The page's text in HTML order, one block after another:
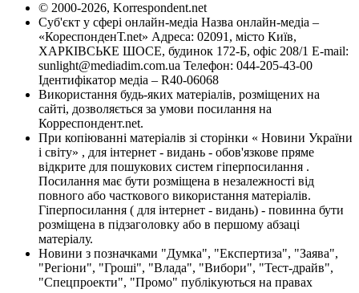
© 2000-2026, Korrespondent.net
Суб'єкт у сфері онлайн-медіа Назва онлайн-медіа –
«КореспонденТ.net» Адреса: 02091, місто Київ,
ХАРКІВСЬКЕ ШОСЕ, будинок 172-Б, офіс 208/1 E-mail:
sunlight@mediadim.com.ua Телефон: 044-205-43-00
Ідентифікатор медіа – R40-06068
Використання будь-яких матеріалів, розміщених на
сайті, дозволяється за умови посилання на
Корреспондент.net.
При копіюванні матеріалів зі сторінки « Новини України
і світу» , для інтернет - видань - обов'язкове пряме
відкрите для пошукових систем гіперпосилання .
Посилання має бути розміщена в незалежності від
повного або часткового використання матеріалів.
Гіперпосилання ( для інтернет - видань) - повинна бути
розміщена в підзаголовку або в першому абзаці
матеріалу.
Новини з позначками "Думка", "Експертиза", "Заява",
"Регіони", "Гроші", "Влада", "Вибори", "Тест-драйв",
"Спецпроекти", "Промо" публікуються на правах